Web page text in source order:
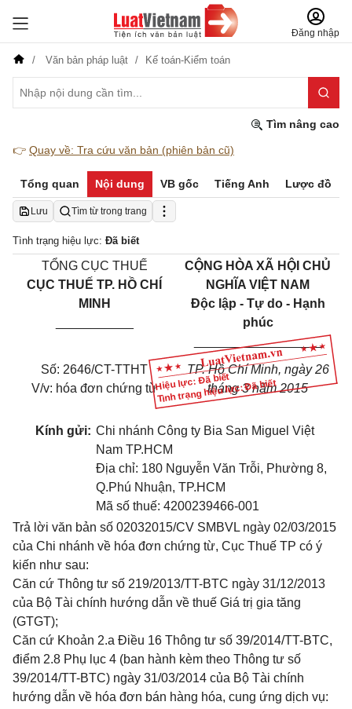
Đăng nhập
Văn bản pháp luật Kế toán-Kiểm toán
Tìm nâng cao
👉 Quay về: Tra cứu văn bản (phiên bản cũ)
Tổng quan Nội dung VB gốc Tiếng Anh Lược đồ
Lưu Tìm từ trong trang
Tình trạng hiệu lực: Đã biết
Hiệu lực: Đã biết
Tình trạng hiệu lực: Đã biết
TỔNG CỤC THUẾ
CỤC THUẾ TP. HỒ CHÍ
MINH
CỘNG HÒA XÃ HỘI CHỦ
NGHĨA VIỆT NAM
Độc lập - Tự do - Hạnh
phúc
__________________
Số: 2646/CT-TTHT
V/v: hóa đơn chứng từ
TP. Hồ Chí Minh, ngày 26
tháng 3 năm 2015
Kính gửi: Chi nhánh Công ty Bia San Miguel Việt
Nam TP.HCM
Địa chỉ: 180 Nguyễn Văn Trỗi, Phường 8,
Q.Phú Nhuận, TP.HCM
Mã số thuế: 4200239466-001
Trả lời văn bản số 02032015/CV SMBVL ngày 02/03/2015
của Chi nhánh về hóa đơn chứng từ, Cục Thuế TP có ý
kiến như sau:
Căn cứ Thông tư số 219/2013/TT-BTC ngày 31/12/2013
của Bộ Tài chính hướng dẫn về thuế Giá trị gia tăng
(GTGT);
Căn cứ Khoản 2.a Điều 16 Thông tư số 39/2014/TT-BTC,
điểm 2.8 Phụ lục 4 (ban hành kèm theo Thông tư số
39/2014/TT-BTC) ngày 31/03/2014 của Bộ Tài chính
hướng dẫn về hóa đơn bán hàng hóa, cung ứng dịch vụ: